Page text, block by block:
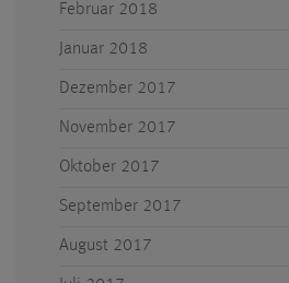
Februar 2018
Januar 2018
Dezember 2017
November 2017
Oktober 2017
September 2017
August 2017